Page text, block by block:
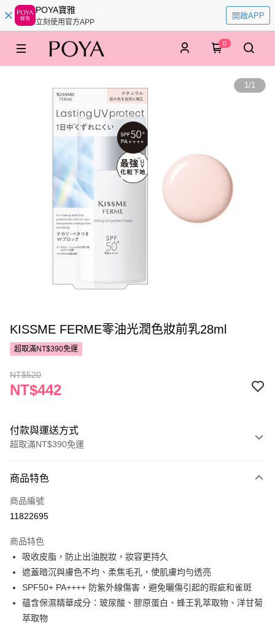
POYA寶雅
立刻使用官方APP
開啟APP
0
1/1
KISSME FERME零油光潤色妝前乳28ml
超取滿NT$390免運
NT$520
NT$442
付款與運送方式
超取滿NT$390免運
POYA支付
信用卡一次付款
LINE Pay
Apple Pay
街口支付
悠遊付
商品特色
商品編號
11822695
商品特色
吸收皮脂，防止出油脫妝，妝容更持久​​
遮蓋暗沉與膚色不均、柔焦毛孔，使肌膚均勻透亮​
SPF50+ PA++++ 防紫外線傷害，避免曬傷引起的瑕疵和雀斑
蘊含保濕精華成分：玻尿酸、膠原蛋白、蜂王乳萃取物、洋甘菊
萃取物